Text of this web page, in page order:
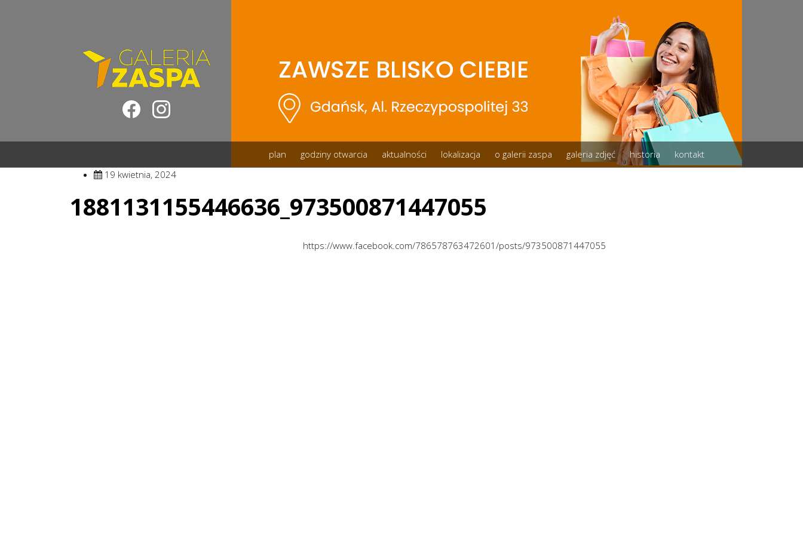
plan godziny otwarcia aktualności lokalizacja o galerii zaspa galeria zdjęć historia
kontakt
19 kwietnia, 2024
1881131155446636_973500871447055
https://www.facebook.com/786578763472601/posts/973500871447055